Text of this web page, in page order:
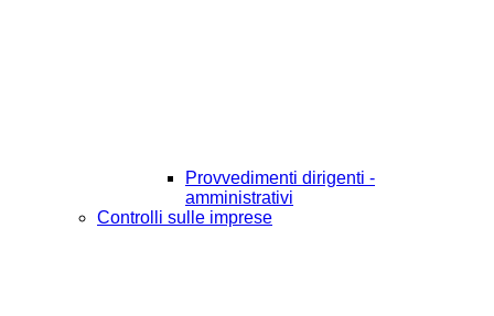
Provvedimenti dirigenti -
amministrativi
Controlli sulle imprese